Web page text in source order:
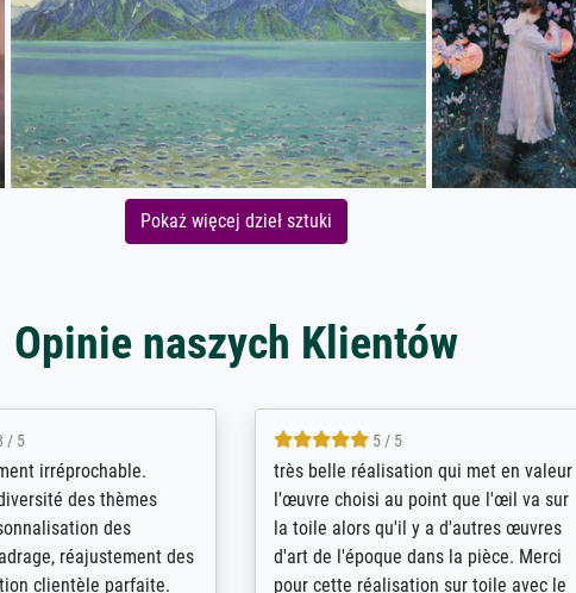
Pokaż więcej dzieł sztuki
Opinie naszych Klientów
5
über die Qualität
haben all´meine
Desgleichen
Grosses
4 / 5
De levering door Bpost was absoluut
desastreus. De gemelde leveringstijd
sloeg nergens op. Er werd niet
aangebeld en niet geleverd op de
voorziene dag. Er werd ook geen